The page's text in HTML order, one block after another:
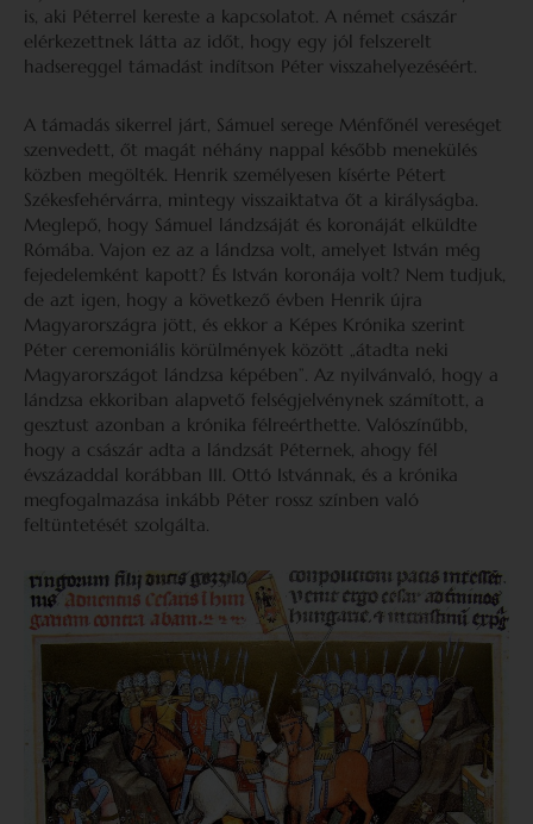
is, aki Péterrel kereste a kapcsolatot. A német császár
elérkezettnek látta az időt, hogy egy jól felszerelt
hadsereggel támadást indítson Péter visszahelyezéséért.
A támadás sikerrel járt, Sámuel serege Ménfőnél vereséget
szenvedett, őt magát néhány nappal később menekülés
közben megölték. Henrik személyesen kísérte Pétert
Székesfehérvárra, mintegy visszaiktatva őt a királyságba.
Meglepő, hogy Sámuel lándzsáját és koronáját elküldte
Rómába. Vajon ez az a lándzsa volt, amelyet István még
fejedelemként kapott? És István koronája volt? Nem tudjuk,
de azt igen, hogy a következő évben Henrik újra
Magyarországra jött, és ekkor a Képes Krónika szerint
Péter ceremoniális körülmények között „átadta neki
Magyarországot lándzsa képében”. Az nyilvánvaló, hogy a
lándzsa ekkoriban alapvető felségjelvénynek számított, a
gesztust azonban a krónika félreérthette. Valószínűbb,
hogy a császár adta a lándzsát Péternek, ahogy fél
évszázaddal korábban III. Ottó Istvánnak, és a krónika
megfogalmazása inkább Péter rossz színben való
feltüntetését szolgálta.